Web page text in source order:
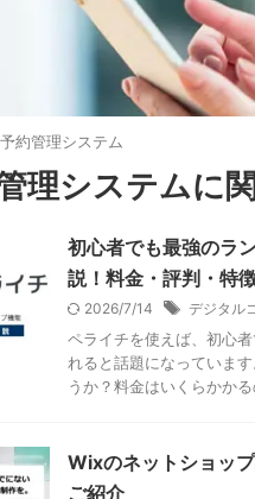
予約管理システム
理システムに
初心者でも最強のラ
説！料金・評判・特
2026/7/14 デジタル
ペライチを使えば、初心
れると話題になっていま
うか？料金はいくらかか
Wixのネットショッ
ご紹介